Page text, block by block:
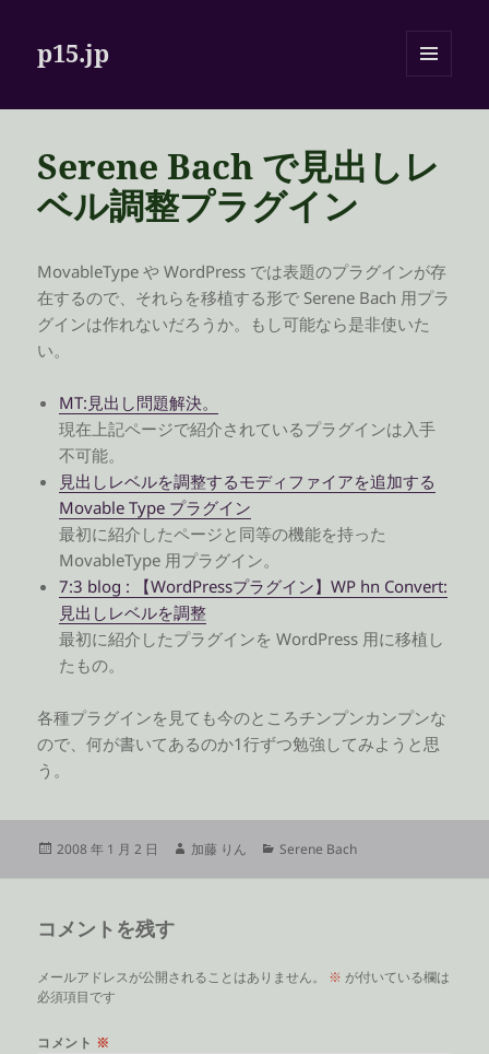
p15.jp
ーとウ
Serene Bach で見出しレ
ベル調整プラグイン
MovableType や WordPress では表題のプラグインが存
在するので、それらを移植する形で Serene Bach 用プラ
グインは作れないだろうか。もし可能なら是非使いた
い。
MT:見出し問題解決。
現在上記ページで紹介されているプラグインは入手
不可能。
見出しレベルを調整するモディファイアを追加する
Movable Type プラグイン
最初に紹介したページと同等の機能を持った
MovableType 用プラグイン。
7:3 blog : 【WordPressプラグイン】WP hn Convert:
見出しレベルを調整
最初に紹介したプラグインを WordPress 用に移植し
たもの。
各種プラグインを見ても今のところチンプンカンプンな
ので、何が書いてあるのか1行ずつ勉強してみようと思
う。
投
2008 年 1 月 2 日
作
加藤 りん
カ
Serene Bach
コメントを残す
メールアドレスが公開されることはありません。 ※ が付いている欄は
必須項目です
コメント ※